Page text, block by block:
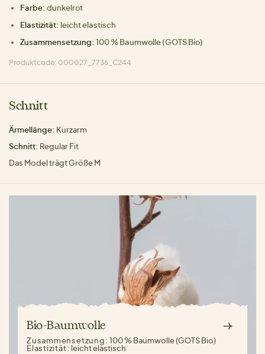
Farbe: dunkelrot
Elastizität: leicht elastisch
Zusammensetzung: 100 % Baumwolle (GOTS Bio)
Produktcode: 000027_7736_C244
Schnitt
Ärmellänge: Kurzarm
Schnitt: Regular Fit
Das Model trägt Größe M
Bio-Baumwolle
Zusammensetzung:100 % Baumwolle (GOTS Bio)
Elastizität: leicht elastisch